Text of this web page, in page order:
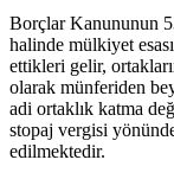
Borçlar Kanununun
halinde mülkiyet
ettikleri gelir,
olarak münferiden
adi ortaklık katma
stopaj vergisi
edilmektedir.